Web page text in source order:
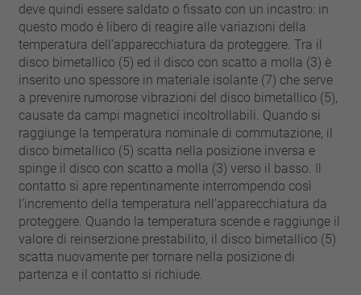
filo metallico
VDE
UL
ENEC
IEC
CSA
CQC
CMJ
applicare filtri
Eliminare filtro
filtri stretti
deve quindi essere saldato o fissato con un incastro: in
questo modo è libero di reagire alle variazioni della
temperatura dell’apparecchiatura da proteggere. Tra il
disco bimetallico (5) ed il disco con scatto a molla (3) è
inserito uno spessore in materiale isolante (7) che serve
a prevenire rumorose vibrazioni del disco bimetallico (5),
causate da campi magnetici incoltrollabili. Quando si
raggiunge la temperatura nominale di commutazione, il
disco bimetallico (5) scatta nella posizione inversa e
spinge il disco con scatto a molla (3) verso il basso. Il
contatto si apre repentinamente interrompendo così
l’incremento della temperatura nell’apparecchiatura da
proteggere. Quando la temperatura scende e raggiunge il
valore di reinserzione prestabilito, il disco bimetallico (5)
scatta nuovamente per tornare nella posizione di
partenza e il contatto si richiude.